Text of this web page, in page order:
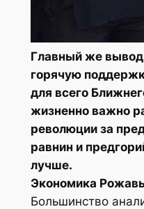
Главный же вывод
горячую
для всего
жизненно важно
революции за
равнин и
лучше.
Экономика
Большинство